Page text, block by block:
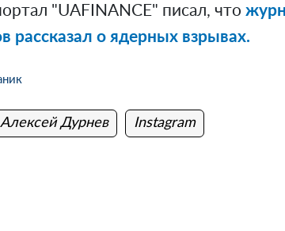
"UAFINANCE" писал, что
рассказал о ядерных взрывах.
Алексей Дурнев Instagram